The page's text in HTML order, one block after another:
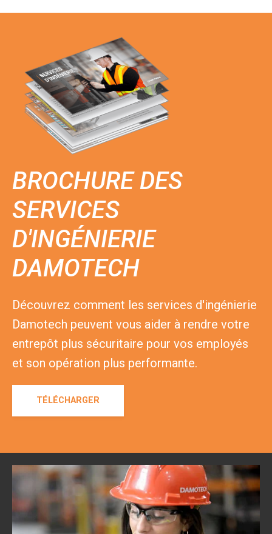
BROCHURE DES
SERVICES
D'INGÉNIERIE
DAMOTECH
Découvrez comment les services d'ingénierie
Damotech peuvent vous aider à rendre votre
entrepôt plus sécuritaire pour vos employés
et son opération plus performante.
TÉLÉCHARGER